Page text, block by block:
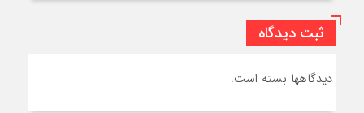
ثبت دیدگاه
دیدگاهها بسته است.